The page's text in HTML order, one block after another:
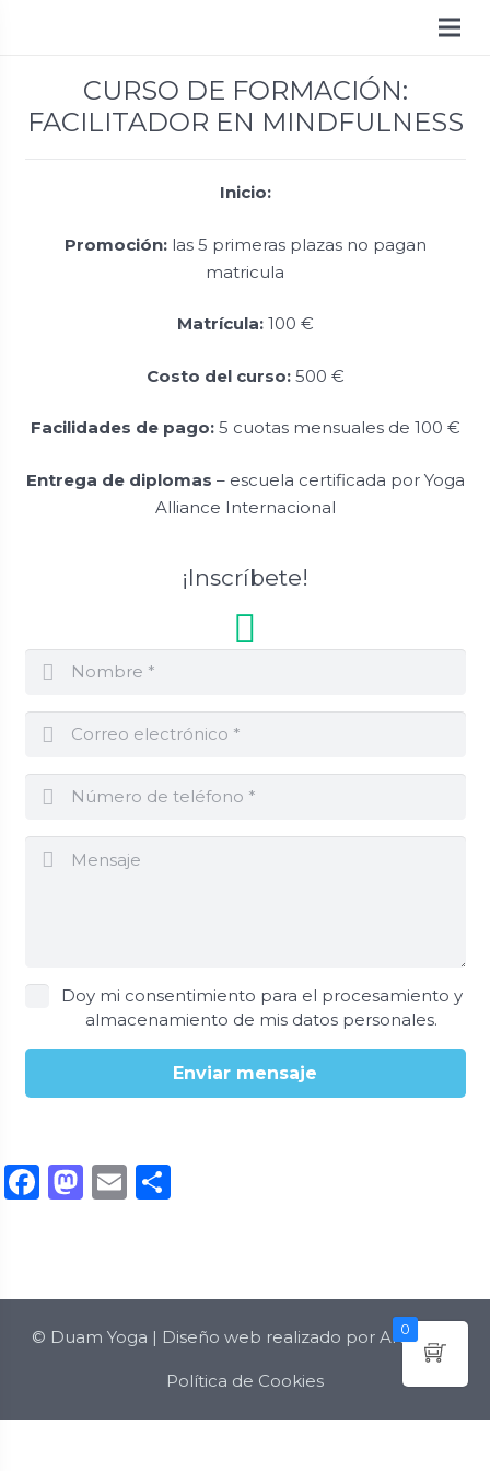
CURSO DE FORMACIÓN:
FACILITADOR EN MINDFULNESS
Inicio:
Promoción:las 5 primeras plazas no pagan
matricula
Matrícula:100 €
Costo del curso:500 €
Facilidades de pago:5 cuotas mensuales de 100 €
Entrega de diplomas – escuela certificada por Yoga
Alliance Internacional
¡Inscríbete!
Doy mi consentimiento para el procesamiento y
almacenamiento de mis datos personales.
Enviar mensaje
Facebook
Mastodon
Email
© Duam Yoga | Diseño web realizado por AKROLIH
Política de Cookies
0